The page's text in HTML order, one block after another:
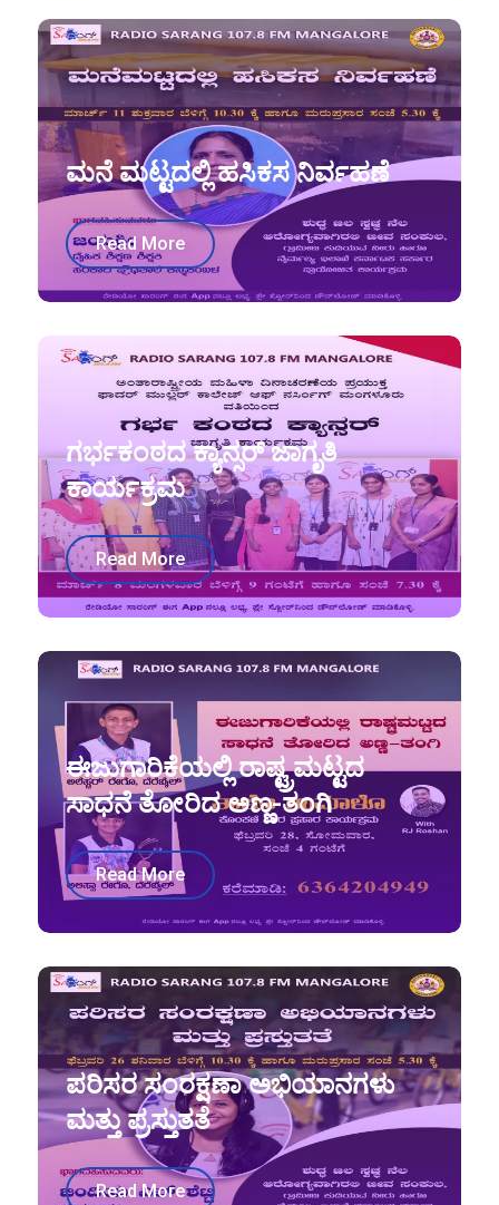
ಮನೆ ಮಟ್ಟದಲ್ಲಿ ಹಸಿಕಸ ನಿರ್ವಹಣೆ
Read More
ಗರ್ಭಕಂಠದ ಕ್ಯಾನ್ಸರ್ ಜಾಗೃತಿ
ಕಾರ್ಯಕ್ರಮ
Read More
ಈಜುಗಾರಿಕೆಯಲ್ಲಿ ರಾಷ್ಟ್ರಮಟ್ಟದ
ಸಾಧನೆ ತೋರಿದ ಅಣ್ಣ-ತಂಗಿ
Read More
ಪರಿಸರ ಸಂರಕ್ಷಣಾ ಅಭಿಯಾನಗಳು
ಮತ್ತು ಪ್ರಸ್ತುತತೆ
Read More